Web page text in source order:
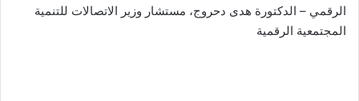
الرقمي – الدكتورة هدى دحروج، مستشار وزير الاتصالات للتنمية
المجتمعية الرقمية